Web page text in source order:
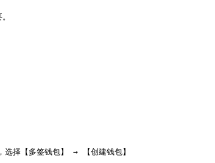
【多签钱包】 → 【创建钱包】